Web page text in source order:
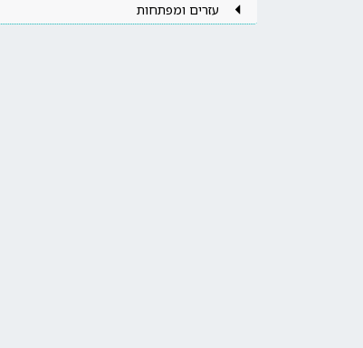
עזרים ומפתחות